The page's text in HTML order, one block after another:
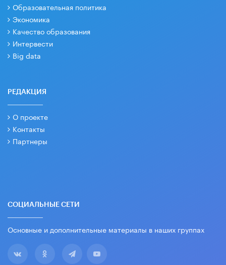
Образовательная политика
Экономика
Качество образования
Интервести
Big data
РЕДАКЦИЯ
О проекте
Контакты
Партнеры
СОЦИАЛЬНЫЕ СЕТИ
Основные и дополнительные материалы в наших группах